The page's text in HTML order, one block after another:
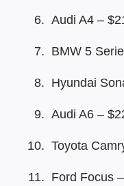
Audi A4 –
BMW 5
Hyundai
Audi A6 –
Toyota
Ford Focus